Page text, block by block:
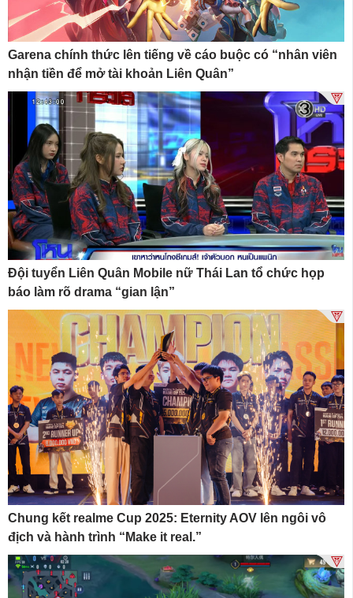
Garena chính thức lên tiếng về cáo buộc có “nhân viên
nhận tiền để mở tài khoản Liên Quân”
Đội tuyển Liên Quân Mobile nữ Thái Lan tổ chức họp
báo làm rõ drama “gian lận”
Chung kết realme Cup 2025: Eternity AOV lên ngôi vô
địch và hành trình “Make it real.”